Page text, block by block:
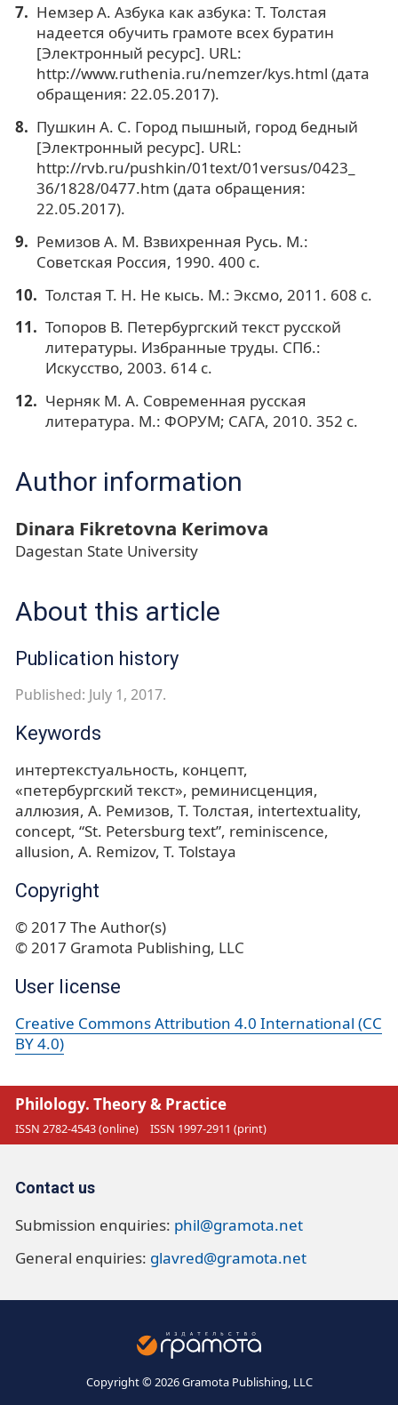
Немзер А. Азбука как азбука: Т. Толстая
надеется обучить грамоте всех буратин
[Электронный ресурс]. URL:
http://www.ruthenia.ru/nemzer/kys.html (дата
обращения: 22.05.2017).
Пушкин А. С. Город пышный, город бедный
[Электронный ресурс]. URL:
http://rvb.ru/pushkin/01text/01versus/0423_
36/1828/0477.htm (дата обращения:
22.05.2017).
Ремизов А. М. Взвихренная Русь. М.:
Советская Россия, 1990. 400 с.
Толстая Т. Н. Не кысь. М.: Эксмо, 2011. 608 с.
Топоров В. Петербургский текст русской
литературы. Избранные труды. СПб.:
Искусство, 2003. 614 с.
Черняк М. А. Современная русская
литература. М.: ФОРУМ; САГА, 2010. 352 с.
Author information
Dinara Fikretovna Kerimova
Dagestan State University
About this article
Publication history
Published: July 1, 2017.
Keywords
интертекстуальность концепт
«петербургский текст» реминисценция
аллюзия А. Ремизов, Т. Толстая intertextuality
concept “St. Petersburg text” reminiscence
allusion A. Remizov, T. Tolstaya
Copyright
© 2017 The Author(s)
© 2017 Gramota Publishing, LLC
User license
Creative Commons Attribution 4.0 International (CC
BY 4.0)
Philology. Theory & Practice
ISSN 2782-4543 (online) ISSN 1997-2911 (print)
Contact us
Submission enquiries: phil@gramota.net
General enquiries: glavred@gramota.net
Copyright © 2026 Gramota Publishing, LLC